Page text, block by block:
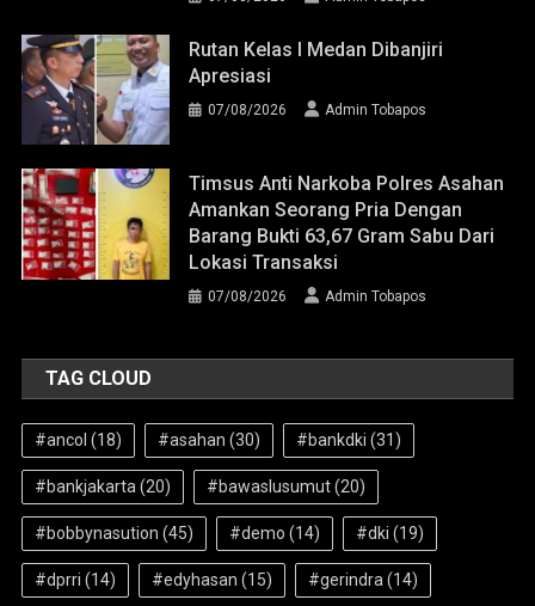
Rutan Kelas I Medan Dibanjiri
Apresiasi
07/08/2026 Admin Tobapos
Timsus Anti Narkoba Polres Asahan
Amankan Seorang Pria Dengan
Barang Bukti 63,67 Gram Sabu Dari
Lokasi Transaksi
07/08/2026 Admin Tobapos
TAG CLOUD
#ancol (18) #asahan (30) #bankdki (31)
#bankjakarta(20) #bawaslusumut(20)
#bobbynasution (45) #demo (14) #dki (19)
#dprri (14) #edyhasan (15) #gerindra(14)